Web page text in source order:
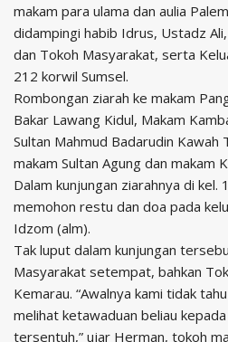
makam para ulama dan aulia
didampingi habib Idrus, Ustadz
dan Tokoh Masyarakat, serta
212 korwil Sumsel.
Rombongan ziarah ke makam
Bakar Lawang Kidul, Makam
Sultan Mahmud Badarudin Kawah
makam Sultan Agung dan makam
Dalam kunjungan ziarahnya di kel.
memohon restu dan doa pada
Idzom (alm).
Tak luput dalam kunjungan
Masyarakat setempat, bahkan
Kemarau. “Awalnya kami tidak
melihat ketawaduan beliau
tersentuh,” ujar Herman, tokoh